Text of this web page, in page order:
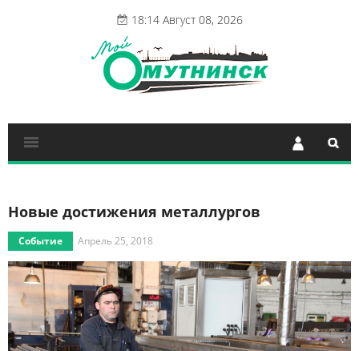
18:14 Август 08, 2026
Новые достижения металлургов
Событие Апрель 25, 2018